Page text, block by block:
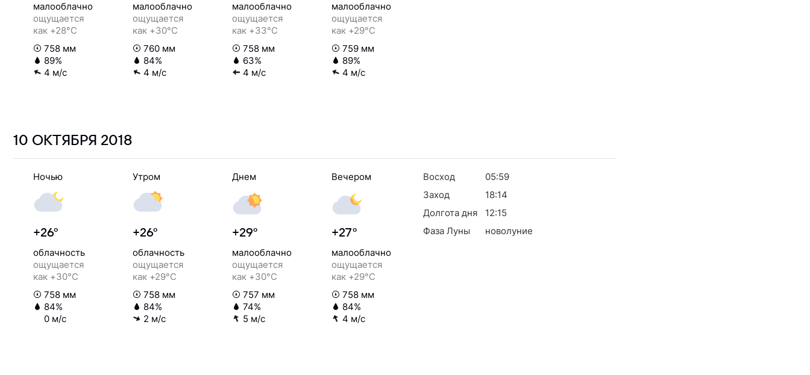
малооблачно
ощущается
как +28°C
758 мм
89%
4 м/с
малооблачно
ощущается
как +30°C
760 мм
84%
4 м/с
малооблачно
ощущается
как +33°C
758 мм
63%
4 м/с
малооблачно
ощущается
как +29°C
759 мм
89%
4 м/с
10 ОКТЯБРЯ 2018
Ночью
+26°
облачность
ощущается
как +30°C
758 мм
84%
0 м/с
Утром
+26°
облачность
ощущается
как +29°C
758 мм
84%
2 м/с
Днем
+29°
малооблачно
ощущается
как +30°C
757 мм
74%
5 м/с
Вечером
+27°
малооблачно
ощущается
как +29°C
758 мм
84%
4 м/с
Восход
05:59
Заход
18:14
Долгота дня
12:15
Фаза Луны
новолуние